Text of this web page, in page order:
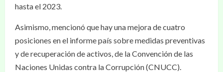
hasta el 2023.
Asimismo, mencionó que hay una mejora de cuatro
posiciones en el informe país sobre medidas preventivas
y de recuperación de activos, de la Convención de las
Naciones Unidas contra la Corrupción (CNUCC).